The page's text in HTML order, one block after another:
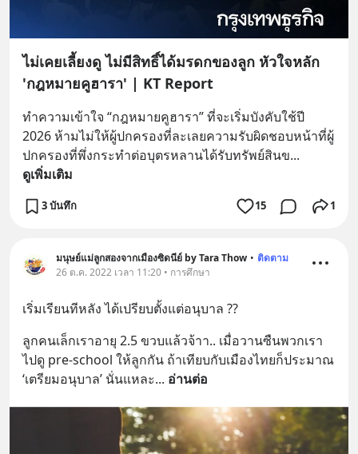
ไม่เคยเลี้ยงดู ไม่มีสิทธิ์ได้มรดกของลูก หัวใจหลัก
'กฎหมายคูฮารา' | KT Report
ทำความเข้าใจ “กฎหมายคูฮารา” ที่จะเริ่มบังคับใช้ปี
2026 ห้ามไม่ให้ผู้ปกครองที่ละเลยความรับผิดชอบหน้าที่ผู้
ปกครองที่พึ่งกระทำต่อบุตรหลานได้รับทรัพย์สินข...
ดูเพิ่มเติม
3 บันทึก 15 1
มนุษย์แม่ลูกสองจากเมืองซิดนีย์ by Tara Thow • ติดตาม
26 ต.ค. 2022 เวลา 11:20 • การศึกษา
เริ่มเรียนทีหลัง ได้เปรียบตั้งแต่อนุบาล ??
ลูกคนเล็กเราอายุ 2.5 ขวบแล้วจ้าา.. เมื่อวานซืนพวกเรา
ไปดู pre-school ให้ลูกกัน ถ้าเทียบกับเมืองไทยก็ประมาณ
‘เตรียมอนุบาล’ นั่นแหละ... อ่านต่อ